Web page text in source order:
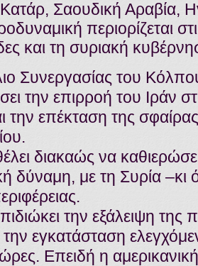
Σαουδική Αραβία,
περιορίζεται
και τη συριακή
Συνεργασίας του
την επιρροή του Ιράν
την επέκταση της
διακαώς να
δύναμη, με τη Συρία –κι
την εξάλειψη της
την εγκατάσταση
Επειδή η